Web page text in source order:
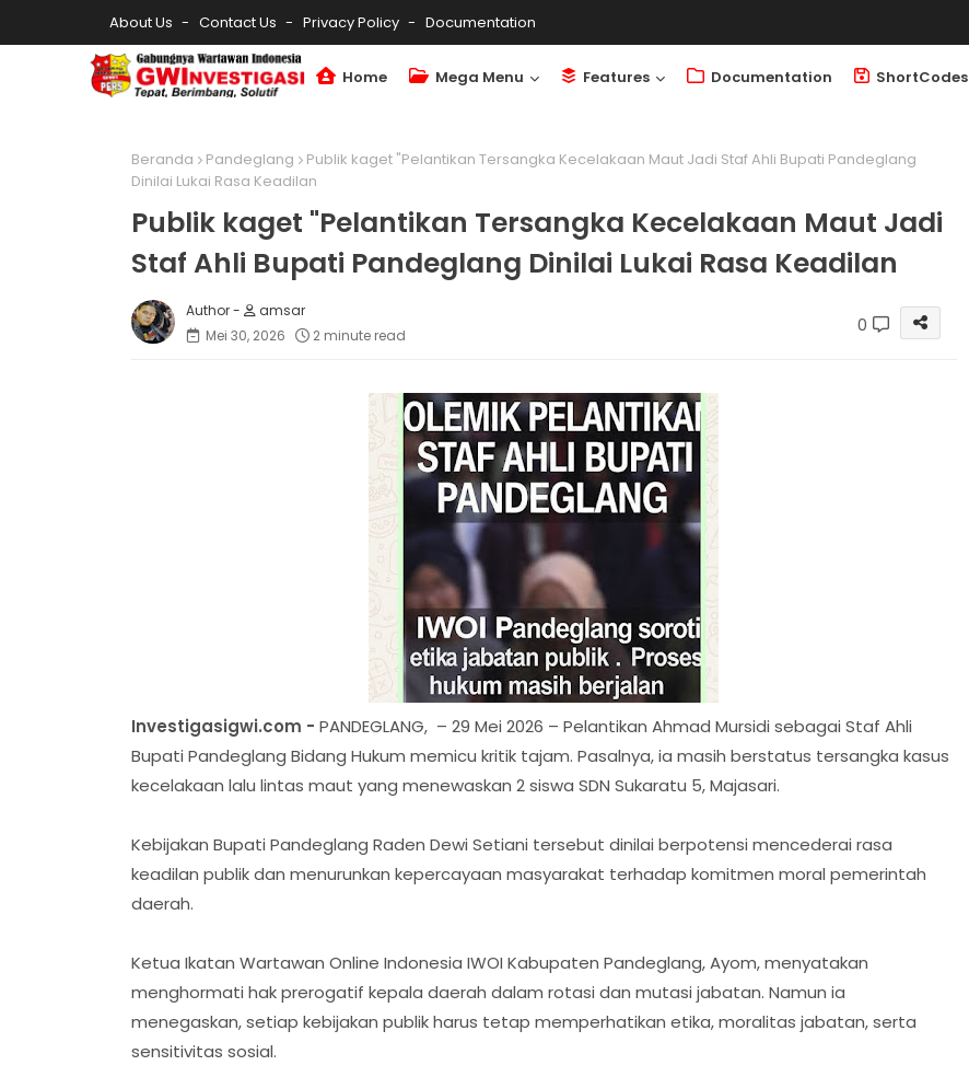
About Us Contact Us Privacy Policy Documentation
Home Mega Menu Features Documentation ShortCodes
Beranda Pandeglang
Publik kaget "Pelantikan Tersangka Kecelakaan Maut Jadi Staf Ahli Bupati Pandeglang
Dinilai Lukai Rasa Keadilan
Publik kaget "Pelantikan Tersangka Kecelakaan Maut Jadi
Staf Ahli Bupati Pandeglang Dinilai Lukai Rasa Keadilan
amsar
Mei 30, 2026
2 minute read 0
Investigasigwi.com - PANDEGLANG, – 29 Mei 2026 – Pelantikan Ahmad Mursidi sebagai Staf Ahli
Bupati Pandeglang Bidang Hukum memicu kritik tajam. Pasalnya, ia masih berstatus tersangka kasus
kecelakaan lalu lintas maut yang menewaskan 2 siswa SDN Sukaratu 5, Majasari.
Kebijakan Bupati Pandeglang Raden Dewi Setiani tersebut dinilai berpotensi mencederai rasa
keadilan publik dan menurunkan kepercayaan masyarakat terhadap komitmen moral pemerintah
daerah.
Ketua Ikatan Wartawan Online Indonesia IWOI Kabupaten Pandeglang, Ayom, menyatakan
menghormati hak prerogatif kepala daerah dalam rotasi dan mutasi jabatan. Namun ia
menegaskan, setiap kebijakan publik harus tetap memperhatikan etika, moralitas jabatan, serta
sensitivitas sosial.